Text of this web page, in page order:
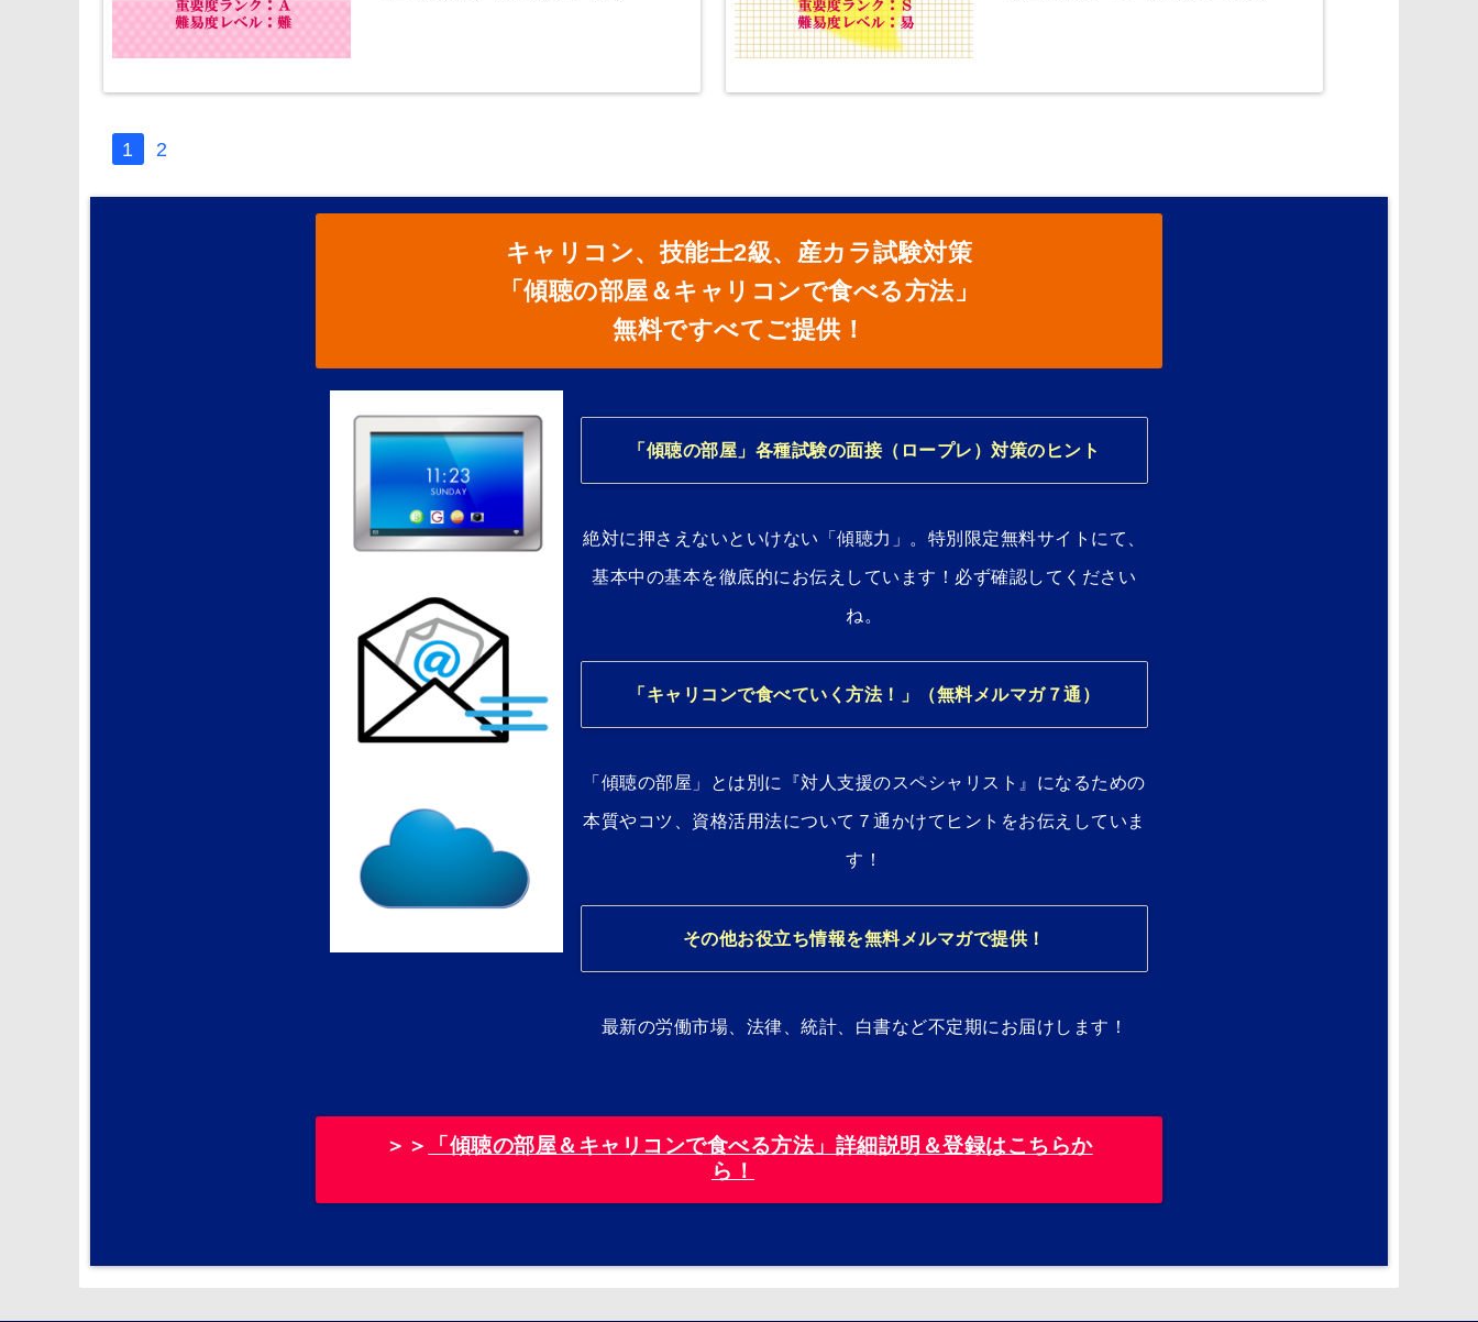
1 2
キャリコン、技能士2級、産カラ試験対策
「傾聴の部屋＆キャリコンで食べる方法」
無料ですべてご提供！
「傾聴の部屋」各種試験の面接（ロープレ）対策のヒント
絶対に押さえないといけない「傾聴力」。特別限定無料サイトにて、
基本中の基本を徹底的にお伝えしています！必ず確認してください
ね。
「キャリコンで食べていく方法！」（無料メルマガ７通）
「傾聴の部屋」とは別に『対人支援のスペシャリスト』になるための
本質やコツ、資格活用法について７通かけてヒントをお伝えしていま
す！
その他お役立ち情報を無料メルマガで提供！
最新の労働市場、法律、統計、白書など不定期にお届けします！
＞＞
「傾聴の部屋＆キャリコンで食べる方法」詳細説明＆登録はこちらか
ら！